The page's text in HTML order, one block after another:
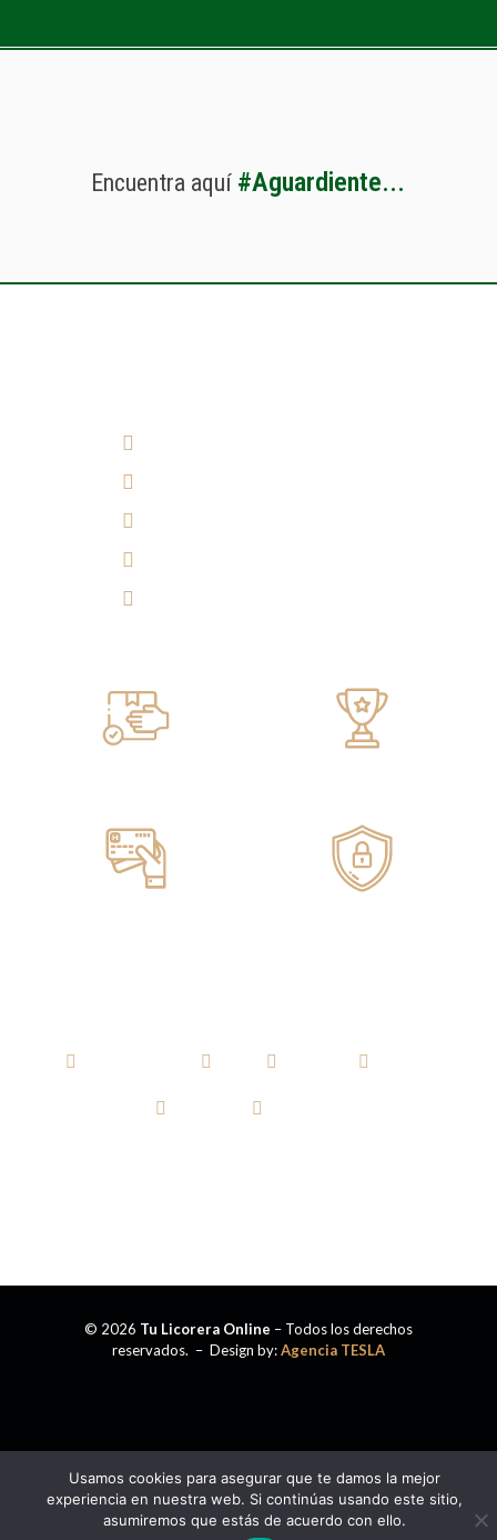
Encuentra aquí #Aguardiente...
© 2026 Tu Licorera Online – Todos los derechos
reservados. – Design by:Agencia TESLA
Usamos cookies para asegurar que te damos la mejor
experiencia en nuestra web. Si continúas usando este sitio,
asumiremos que estás de acuerdo con ello.